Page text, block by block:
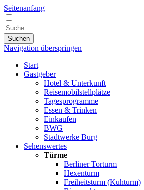
Seitenanfang
Suchen
Navigation überspringen
Start
Gastgeber
Hotel & Unterkunft
Reisemobilstellplätze
Tagesprogramme
Essen & Trinken
Einkaufen
BWG
Stadtwerke Burg
Sehenswertes
Türme
Berliner Torturm
Hexenturm
Freiheitsturm (Kuhturm)